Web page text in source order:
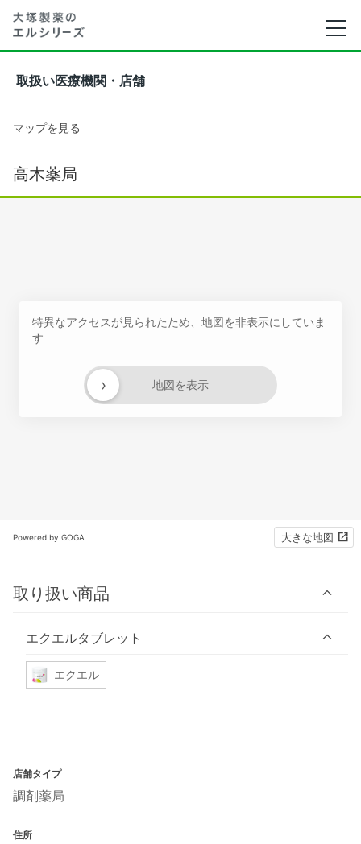
取扱い医療機関・店舗
マップを見る
高木薬局
特異なアクセスが見られたため、地図を非表示にしていま
す
地図を表示
›
Powered by GOGA 大きな地図
取り扱い商品
エクエルタブレット
エクエル
店舗タイプ
調剤薬局
住所